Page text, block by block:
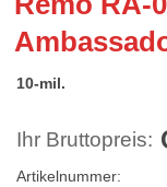
10-mil.
Ihr Bruttopreis:
Artikelnummer: